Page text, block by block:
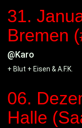
31.
Bremen
@Karo
+ Blut + Eisen & A.F.K.
06.
Halle